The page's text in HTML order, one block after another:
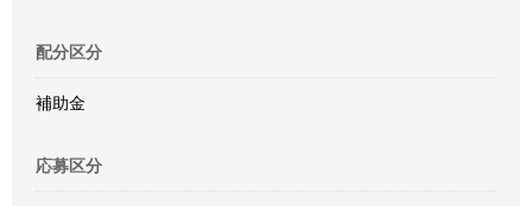
配分区分
補助金
応募区分